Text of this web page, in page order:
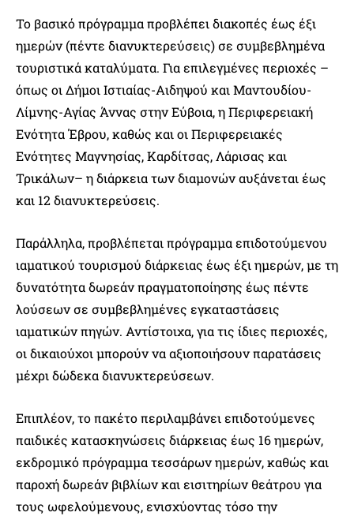
Το βασικό πρόγραμμα προβλέπει διακοπές έως έξι
ημερών (πέντε διανυκτερεύσεις) σε συμβεβλημένα
τουριστικά καταλύματα. Για επιλεγμένες περιοχές –
όπως οι Δήμοι Ιστιαίας-Αιδηψού και Μαντουδίου-
Λίμνης-Αγίας Άννας στην Εύβοια, η Περιφερειακή
Ενότητα Έβρου, καθώς και οι Περιφερειακές
Ενότητες Μαγνησίας, Καρδίτσας, Λάρισας και
Τρικάλων– η διάρκεια των διαμονών αυξάνεται έως
και 12 διανυκτερεύσεις.
Παράλληλα, προβλέπεται πρόγραμμα επιδοτούμενου
ιαματικού τουρισμού διάρκειας έως έξι ημερών, με τη
δυνατότητα δωρεάν πραγματοποίησης έως πέντε
λούσεων σε συμβεβλημένες εγκαταστάσεις
ιαματικών πηγών. Αντίστοιχα, για τις ίδιες περιοχές,
οι δικαιούχοι μπορούν να αξιοποιήσουν παρατάσεις
μέχρι δώδεκα διανυκτερεύσεων.
Επιπλέον, το πακέτο περιλαμβάνει επιδοτούμενες
παιδικές κατασκηνώσεις διάρκειας έως 16 ημερών,
εκδρομικό πρόγραμμα τεσσάρων ημερών, καθώς και
παροχή δωρεάν βιβλίων και εισιτηρίων θεάτρου για
τους ωφελούμενους, ενισχύοντας τόσο την